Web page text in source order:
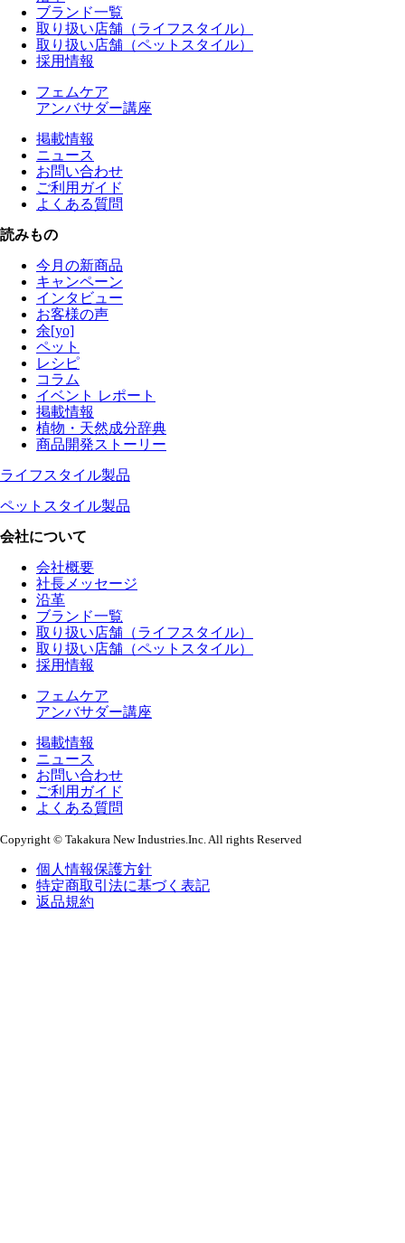
ブランド一覧
取り扱い店舗（ライフスタイル）
取り扱い店舗（ペットスタイル）
採用情報
フェムケア
アンバサダー講座
掲載情報
ニュース
お問い合わせ
ご利用ガイド
よくある質問
読みもの
今月の新商品
キャンペーン
インタビュー
お客様の声
余[yo]
ペット
レシピ
コラム
イベント レポート
掲載情報
植物・天然成分辞典
商品開発ストーリー
ライフスタイル製品
ペットスタイル製品
会社について
会社概要
社長メッセージ
沿革
ブランド一覧
取り扱い店舗（ライフスタイル）
取り扱い店舗（ペットスタイル）
採用情報
フェムケア
アンバサダー講座
掲載情報
ニュース
お問い合わせ
ご利用ガイド
よくある質問
Copyright © Takakura New Industries.Inc. All rights Reserved
個人情報保護方針
特定商取引法に基づく表記
返品規約